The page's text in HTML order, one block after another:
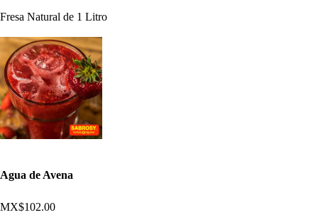
Fresa Natural de 1 Litro
Agua de Avena
MX$102.00